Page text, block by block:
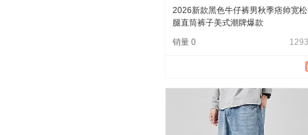
2026新款黑色牛仔裤男秋季痞帅宽
腿直筒裤子美式潮牌爆款
销量 0